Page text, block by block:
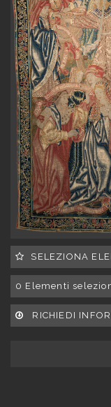
SELEZIONA
0 Elementi
RICHIEDI